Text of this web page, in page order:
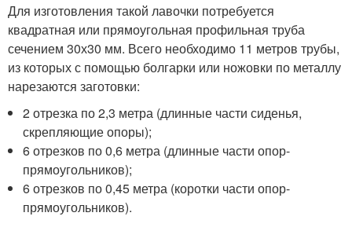
Для изготовления такой лавочки потребуется
квадратная или прямоугольная профильная труба
сечением 30х30 мм. Всего необходимо 11 метров трубы,
из которых с помощью болгарки или ножовки по металлу
нарезаются заготовки:
2 отрезка по 2,3 метра (длинные части сиденья,
скрепляющие опоры);
6 отрезков по 0,6 метра (длинные части опор-
прямоугольников);
6 отрезков по 0,45 метра (коротки части опор-
прямоугольников).